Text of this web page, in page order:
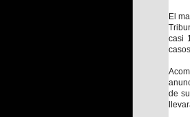
El
casi
casos.
de